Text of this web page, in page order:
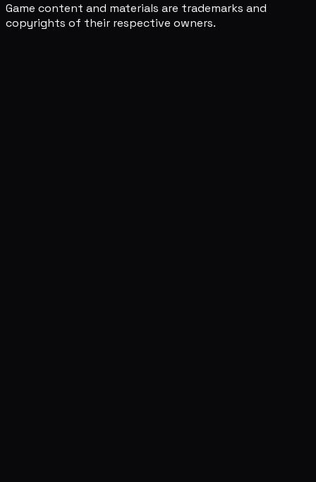
Game content and materials are trademarks and
copyrights of their respective owners.